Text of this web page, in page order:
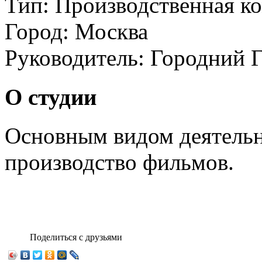
Тип: Производственная
Город: Москва
Руководитель: Городний
О студии
Основным видом
производство фильмов.
Поделиться с друзьями